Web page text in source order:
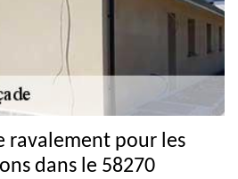
ravalement pour les
dans le 58270